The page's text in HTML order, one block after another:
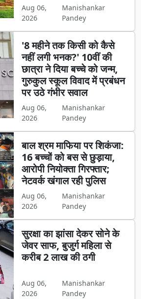
Aug 06,
2026
Manishankar
Pandey
'8 महीने तक किसी को कैसे
नहीं लगी भनक?' 10वीं की
छात्रा ने दिया बच्चे को जन्म,
गुरुकुल स्कूल विवाद में प्रबंधन
पर उठे गंभीर सवाल
Aug 06,
2026
Manishankar
Pandey
बाल श्रम माफिया पर शिकंजा:
16 बच्चों को बस से छुड़ाया,
आरोपी नियोक्ता गिरफ्तार;
नेटवर्क खंगाल रही पुलिस
Aug 06,
2026
Manishankar
Pandey
सुरक्षा का झांसा देकर सोने के
जेवर साफ, बुजुर्ग महिला से
करीब 2 लाख की ठगी
Aug 06,
2026
Manishankar
Pandey